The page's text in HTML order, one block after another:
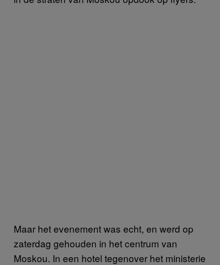
Maar het evenement was echt, en werd op
zaterdag gehouden in het centrum van
Moskou. In een hotel tegenover het ministerie